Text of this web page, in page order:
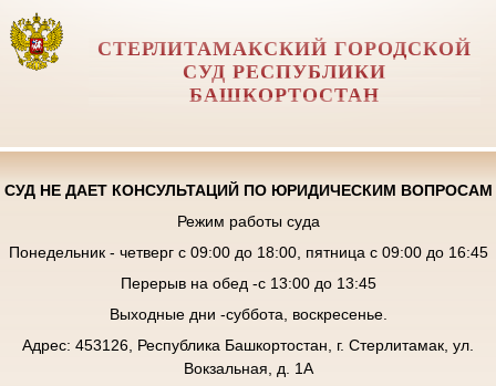
СТЕРЛИТАМАКСКИЙ ГОРОДСКОЙ
СУД РЕСПУБЛИКИ
БАШКОРТОСТАН
СУД НЕ ДАЕТ КОНСУЛЬТАЦИЙ ПО ЮРИДИЧЕСКИМ ВОПРОСАМ
Режим работы суда
Понедельник - четверг с 09:00 до 18:00, пятница с 09:00 до 16:45
Перерыв на обед -с 13:00 до 13:45
Выходные дни -суббота, воскресенье.
Адрес: 453126, Республика Башкортостан, г. Стерлитамак, ул.
Вокзальная, д. 1А